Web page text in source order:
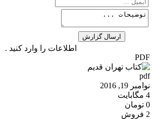
اطلاعات را وارد کنید .
PDF
pdf
نوامبر 19, 2016
4 مگابایت
0 تومان
2 فروش